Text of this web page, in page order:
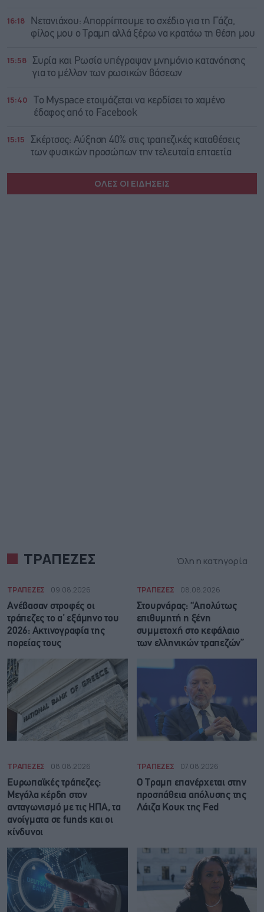
16:18
Νετανιάχου: Απορρίπτουμε το σχέδιο για τη Γάζα,
φίλος μου ο Τραμπ αλλά ξέρω να κρατάω τη θέση μου
15:58
Συρία και Ρωσία υπέγραψαν μνημόνιο κατανόησης
για το μέλλον των ρωσικών βάσεων
15:40
Το Myspace ετοιμάζεται να κερδίσει το χαμένο
έδαφος από το Facebook
15:15
Σκέρτσος: Αύξηση 40% στις τραπεζικές καταθέσεις
των φυσικών προσώπων την τελευταία επταετία
ΟΛΕΣ ΟΙ ΕΙΔΗΣΕΙΣ
ΤΡΑΠΕΖΕΣ Όλη η κατηγορία
ΤΡΑΠΕΖΕΣ 09.08.2026
Ανέβασαν στροφές οι
τράπεζες το α’ εξάμηνο του
2026: Ακτινογραφία της
πορείας τους
ΤΡΑΠΕΖΕΣ 08.08.2026
Στουρνάρας: “Απολύτως
επιθυμητή η ξένη
συμμετοχή στο κεφάλαιο
των ελληνικών τραπεζών”
ΤΡΑΠΕΖΕΣ 08.08.2026
Ευρωπαϊκές τράπεζες:
Μεγάλα κέρδη στον
ανταγωνισμό με τις ΗΠΑ, τα
ανοίγματα σε funds και οι
κίνδυνοι
ΤΡΑΠΕΖΕΣ 07.08.2026
Ο Τραμπ επανέρχεται στην
προσπάθεια απόλυσης της
Λάιζα Κουκ της Fed